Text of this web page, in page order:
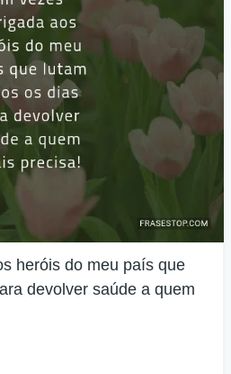
heróis do meu país que
devolver saúde a quem